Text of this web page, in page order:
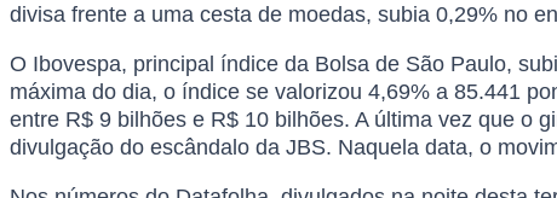
divisa frente a uma cesta de moedas, subia 0,29% no
O Ibovespa, principal índice da Bolsa de São Paulo,
máxima do dia, o índice se valorizou 4,69% a 85.441
entre R$ 9 bilhões e R$ 10 bilhões. A última vez que o
divulgação do escândalo da JBS. Naquela data, o